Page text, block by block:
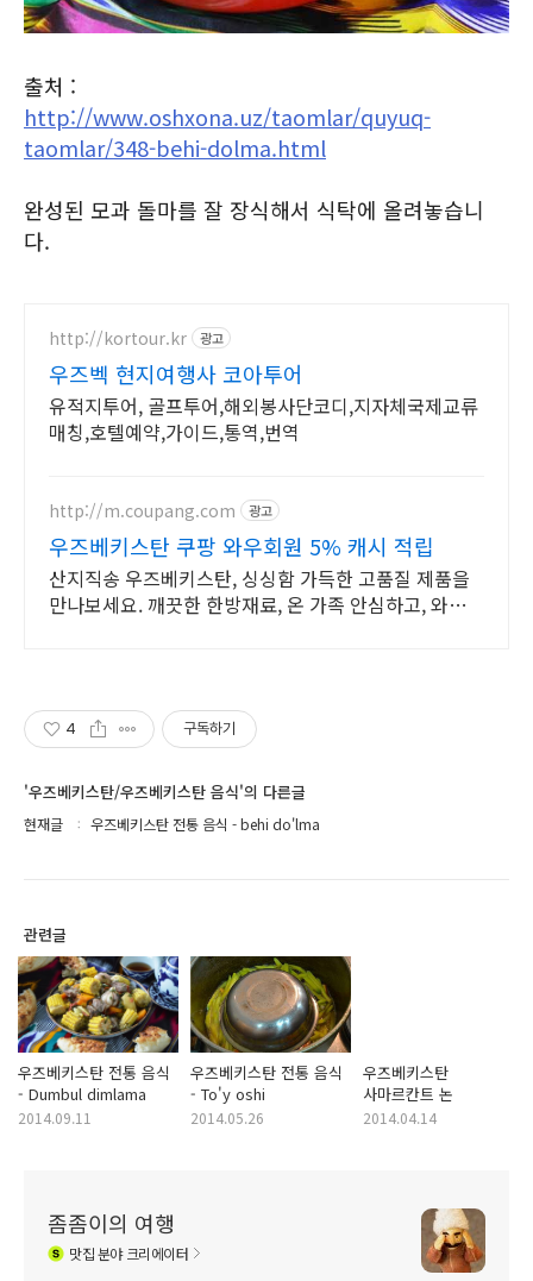
출처 :
http://www.oshxona.uz/taomlar/quyuq-
taomlar/348-behi-dolma.html
완성된 모과 돌마를 잘 장식해서 식탁에 올려놓습니
다.
http://kortour.kr 광고
우즈벡 현지여행사 코아투어
유적지투어, 골프투어,해외봉사단코디,지자체국제교류
매칭,호텔예약,가이드,통역,번역
http://m.coupang.com 광고
우즈베키스탄 쿠팡 와우회원 5% 캐시 적립
산지직송 우즈베키스탄, 싱싱함 가득한 고품질 제품을
만나보세요. 깨끗한 한방재료, 온 가족 안심하고, 와우회
4 구독하기
'우즈베키스탄/우즈베키스탄 음식'의 다른글
현재글 우즈베키스탄 전통 음식 - behi do'lma
관련글
우즈베키스탄 전통 음식
- Dumbul dimlama
2014.09.11
우즈베키스탄 전통 음식
- To'y oshi
2014.05.26
우즈베키스탄
사마르칸트 논
2014.04.14
좀좀이의 여행
맛집분야 크리에이터